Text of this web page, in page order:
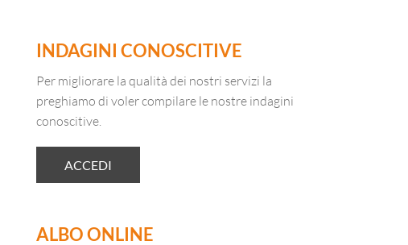
INDAGINI CONOSCITIVE
Per migliorare la qualità dei nostri servizi la
preghiamo di voler compilare le nostre indagini
conoscitive.
ACCEDI
ALBO ONLINE